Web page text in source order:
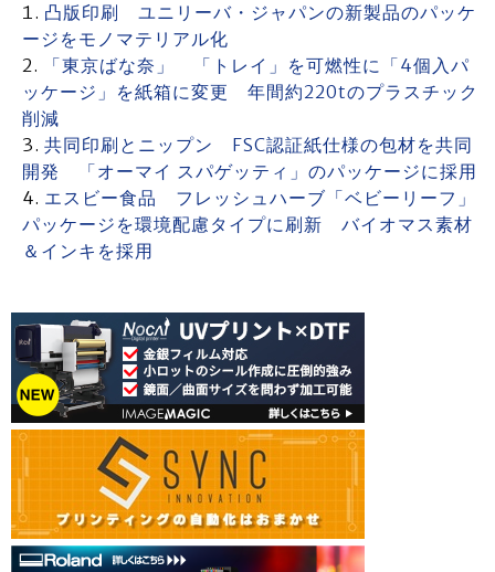
凸版印刷 ユニリーバ・ジャパンの新製品のパッケ
ージをモノマテリアル化
「東京ばな奈」 「トレイ」を可燃性に「4個入パ
ッケージ」を紙箱に変更 年間約220tのプラスチック
削減
共同印刷とニップン FSC認証紙仕様の包材を共同
開発 「オーマイ スパゲッティ」のパッケージに採用
エスビー食品 フレッシュハーブ「ベビーリーフ」
パッケージを環境配慮タイプに刷新 バイオマス素材
＆インキを採用